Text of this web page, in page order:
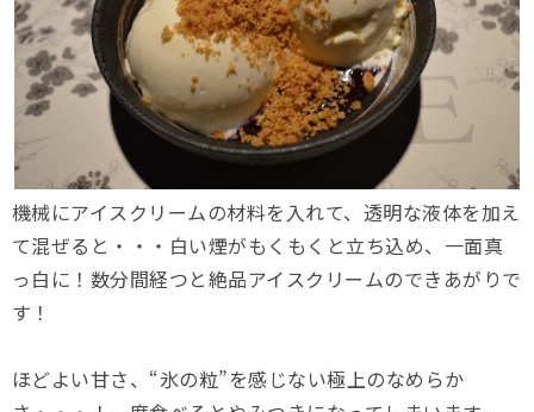
機械にアイスクリームの材料を入れて、透明な液体を加え
て混ぜると・・・白い煙がもくもくと立ち込め、一面真
っ白に！数分間経つと絶品アイスクリームのできあがりで
す！
ほどよい甘さ、“氷の粒”を感じない極上のなめらか